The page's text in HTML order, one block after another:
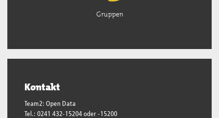
Gruppen
Kontakt
Team2: Open Data
Tel.: 0241 432-15204 oder -15200